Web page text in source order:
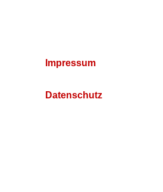
Impressum
Datenschutz